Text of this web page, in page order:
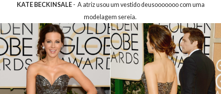
KATE BECKINSALE - A atriz usou um vestido deusooooooo com uma
modelagem sereia.